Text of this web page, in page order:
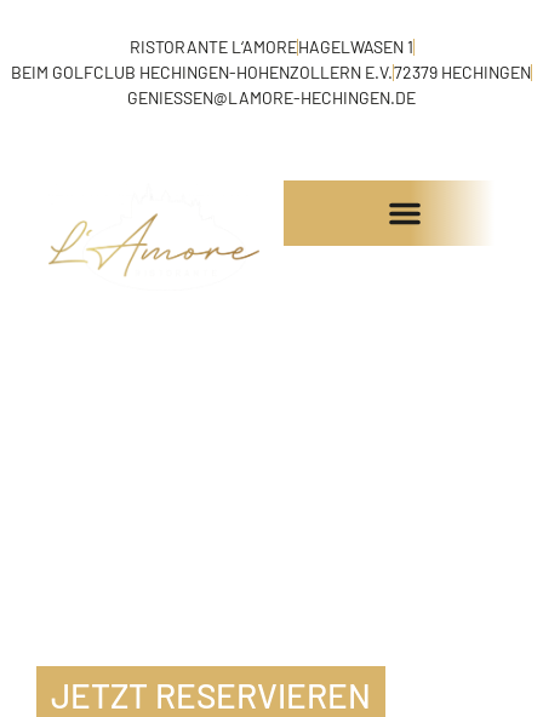
RISTORANTE L‘AMOREHAGELWASEN 1
BEIM GOLFCLUB HECHINGEN-HOHENZOLLERN E.V.72379 HECHINGEN
GENIESSEN@LAMORE-HECHINGEN.DE
JETZT RESERVIEREN